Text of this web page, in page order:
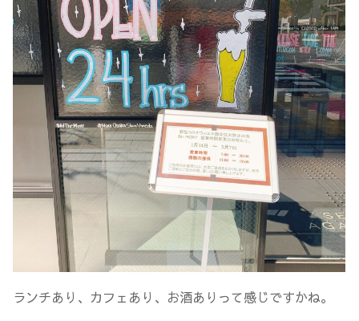
ランチあり、カフェあり、お酒ありって感じですかね。